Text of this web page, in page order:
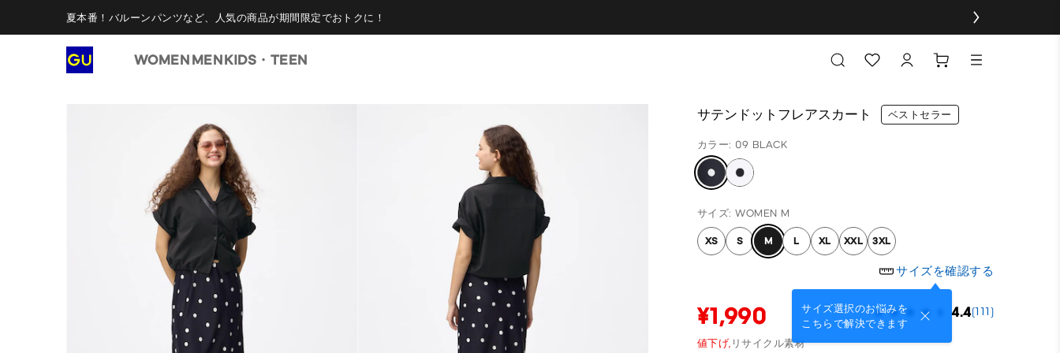
夏本番！バルーンパンツなど、人気の商品が期間限定でおトクに！
WOMEN MENKIDS・TEEN
サテンドットフレアスカート ベストセラー
カラー: 09 BLACK
サイズ: WOMEN M
XS S M L XL XXL 3XL
サイズを確認する
サイズ選択のお悩みを
こちらで解決できます
¥1,990 4.4(111)
値下げ, リサイクル素材